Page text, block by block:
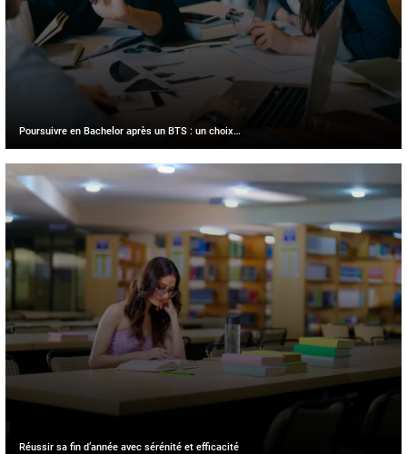
Poursuivre en Bachelor après un BTS : un choix…
Réussir sa fin d’année avec sérénité et efficacité